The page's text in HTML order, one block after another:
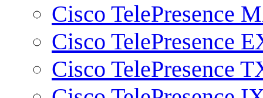
Cisco TelePresence
Cisco TelePresence
Cisco TelePresence